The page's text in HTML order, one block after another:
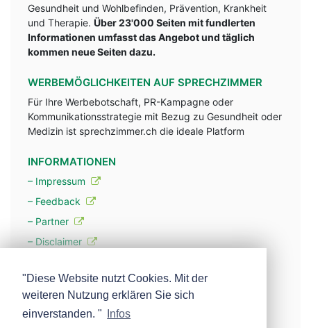
Gesundheit und Wohlbefinden, Prävention, Krankheit
und Therapie. Über 23'000 Seiten mit fundlerten
Informationen umfasst das Angebot und täglich
kommen neue Seiten dazu.
WERBEMÖGLICHKEITEN AUF SPRECHZIMMER
Für Ihre Werbebotschaft, PR-Kampagne oder
Kommunikationsstrategie mit Bezug zu Gesundheit oder
Medizin ist sprechzimmer.ch die ideale Platform
INFORMATIONEN
– Impressum
– Feedback
– Partner
– Disclaimer
– Werbung
– Mehr über unsere Experten
"Diese Website nutzt Cookies. Mit der
weiteren Nutzung erklären Sie sich
einverstanden. "
Infos